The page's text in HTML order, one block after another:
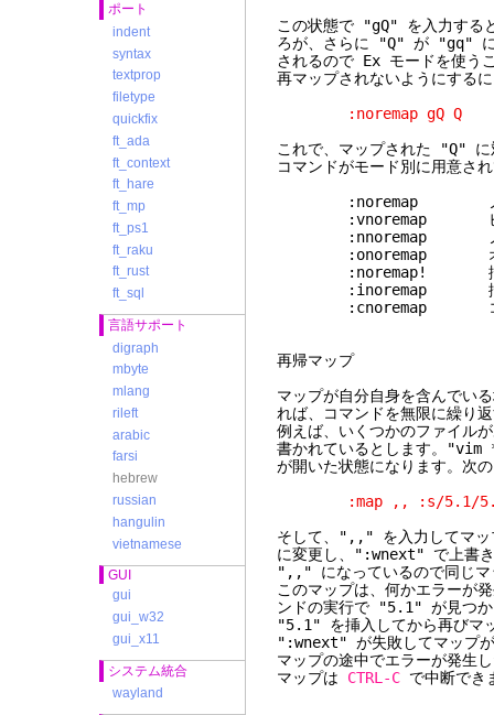
ポート
indent
syntax
textprop
filetype
quickfix
ft_ada
ft_context
ft_hare
ft_mp
ft_ps1
ft_raku
ft_rust
ft_sql
言語サポート
digraph
mbyte
mlang
rileft
arabic
farsi
hebrew
russian
hangulin
vietnamese
GUI
gui
gui_w32
gui_x11
システム統合
wayland
この状態で "gQ" を入力する
ろが、さらに "Q" が "gq"
されるので Ex モードを使う
再マップされないようにす
:noremap gQ Q
これで、マップされた "Q" に
コマンドがモード別に用意さ
:noremap ノーマルモ
:vnoremap ビジュ
:nnoremap ノー
:onoremap オペレ
:noremap! 挿入モー
:inoremap 挿入
:cnoremap コマ
再帰マップ
マップが自分自身を含んでい
れば、コマンドを無限に繰り
例えば、いくつかのファイル
書かれているとします。
が開いた状態になります。次
:map ,, :s/5.1/5.2/
そして、",," を入力してマ
に変更し、":wnext" で上書き
",," になっているので同じマ
このマップは、何かエラーが
ンドの実行で "5.1" が見つか
"5.1" を挿入してから再びマ
":wnext" が失敗してマップ
マップの途中でエラーが発生
マップは CTRL-C で中断でき